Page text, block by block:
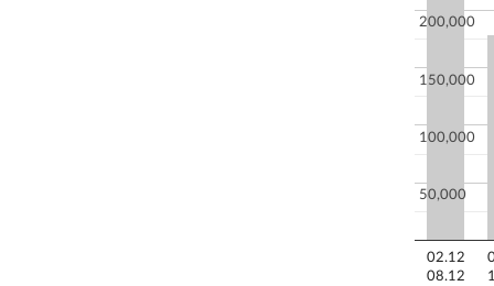
02.12
08.12
50,000
100,000
150,000
200,000